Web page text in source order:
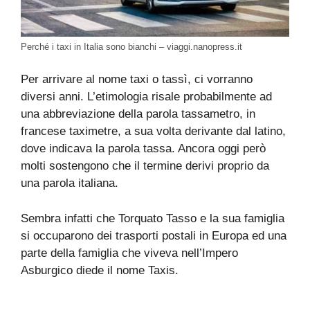
Perché i taxi in Italia sono bianchi – viaggi.nanopress.it
Per arrivare al nome taxi o tassì, ci vorranno
diversi anni. L’etimologia risale probabilmente ad
una abbreviazione della parola tassametro, in
francese taximetre, a sua volta derivante dal latino,
dove indicava la parola tassa. Ancora oggi però
molti sostengono che il termine derivi proprio da
una parola italiana.
Sembra infatti che Torquato Tasso e la sua famiglia
si occuparono dei trasporti postali in Europa ed una
parte della famiglia che viveva nell’Impero
Asburgico diede il nome Taxis.